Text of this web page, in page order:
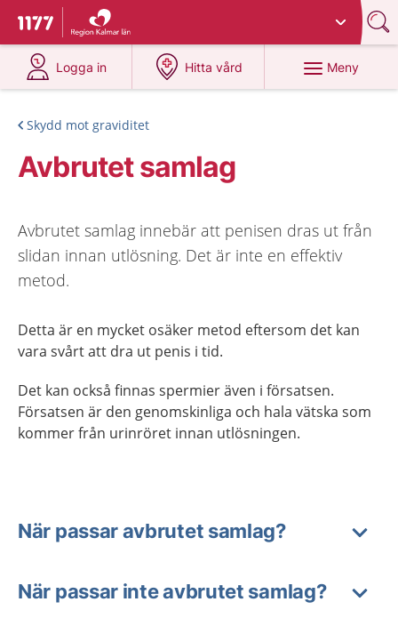
Till startsidan för 1177
Du har valt region
Logga in
på 1177.se
Hitta vård
på 1177.se
Meny
Skydd mot graviditet
Avbrutet samlag
Avbrutet samlag innebär att penisen dras ut från
slidan innan utlösning. Det är inte en effektiv
metod.
Detta är en mycket osäker metod eftersom det kan
vara svårt att dra ut penis i tid.
Det kan också finnas spermier även i försatsen.
Försatsen är den genomskinliga och hala vätska som
kommer från urinröret innan utlösningen.
När passar avbrutet samlag?
När passar inte avbrutet samlag?